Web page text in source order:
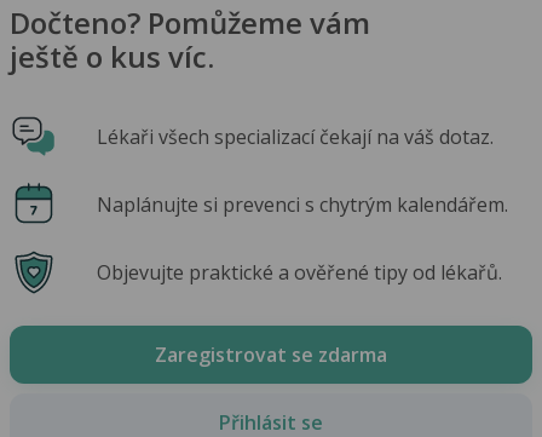
Dočteno? Pomůžeme vám
ještě o kus víc.
Lékaři všech specializací čekají na váš dotaz.
Naplánujte si prevenci s chytrým kalendářem.
Objevujte praktické a ověřené tipy od lékařů.
Zaregistrovat se zdarma
Přihlásit se